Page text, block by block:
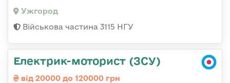
Ужгород
Військова частина 3115 НГУ
Електрик-моторист (ЗСУ)
від 20000 до 120000 грн